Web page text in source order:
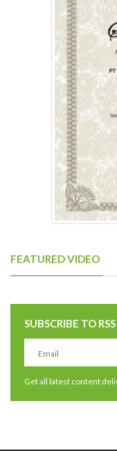
FEATURED VIDEO
SUBSCRIBE TO
Get all latest content